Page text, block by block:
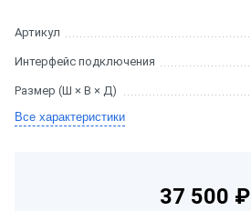
Артикул
Интерфейс подключения
Размер (Ш × В × Д)
Все характеристики
37 500 ₽